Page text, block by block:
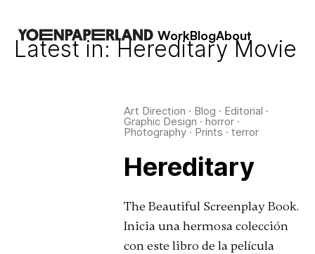
WorkBlogAbout
Latest in: Hereditary Movie
Art Direction · Blog · Editorial ·
Graphic Design · horror·
Photography· Prints · terror
Hereditary
The Beautiful Screenplay Book.
Inicia una hermosa colección
con este libro de la película